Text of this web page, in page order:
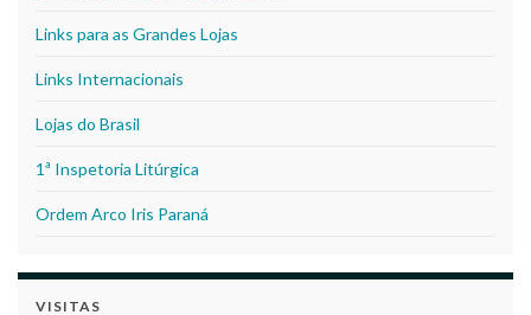
Links para as Grandes Lojas
Links Internacionais
Lojas do Brasil
1ª Inspetoria Litúrgica
Ordem Arco Iris Paraná
VISITAS